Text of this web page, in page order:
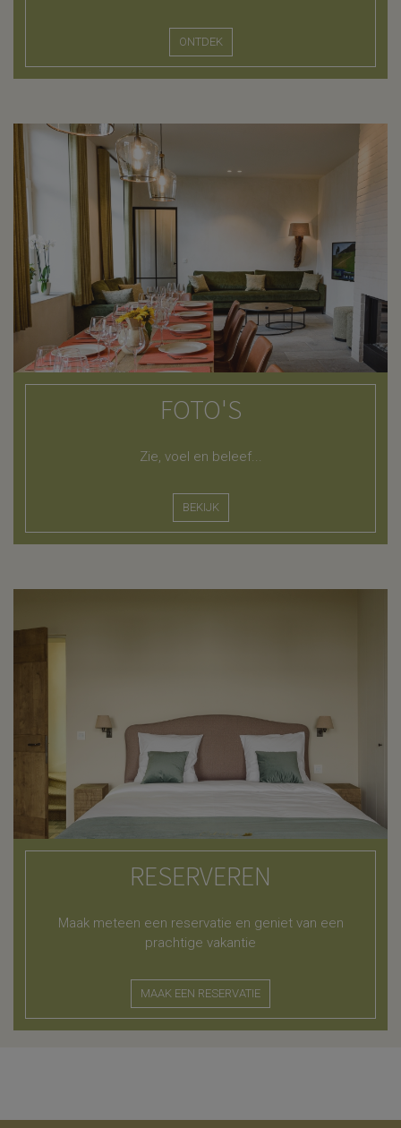
ONTDEK
FOTO'S
Zie, voel en beleef...
BEKIJK
RESERVEREN
Maak meteen een reservatie en geniet van een
prachtige vakantie
MAAK EEN RESERVATIE